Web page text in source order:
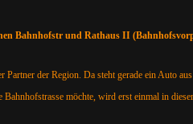
Bahnhofstr und Rathaus II
Partner der Region. Da steht gerade ein Auto
möchte, wird erst einmal in